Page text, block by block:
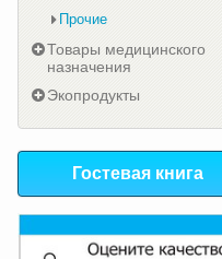
Прочие
Товары медицинского
назначения
Экопродукты
Гостевая книга